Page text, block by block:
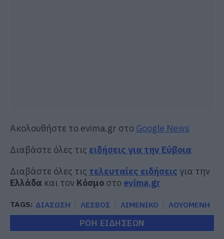
Ακολουθήστε το evima.gr στο Google News
Διαβάστε όλες τις ειδήσεις για την Εύβοια
Διαβάστε όλες τις τελευταίες ειδήσεις για την
Ελλάδα και τον Κόσμο στο evima.gr
TAGS: ΔΙΑΣΩΣΗ ΛΕΣΒΟΣ ΛΙΜΕΝΙΚΟ ΛΟΥΟΜΕΝΗ
ΡΟΗ ΕΙΔΗΣΕΩΝ